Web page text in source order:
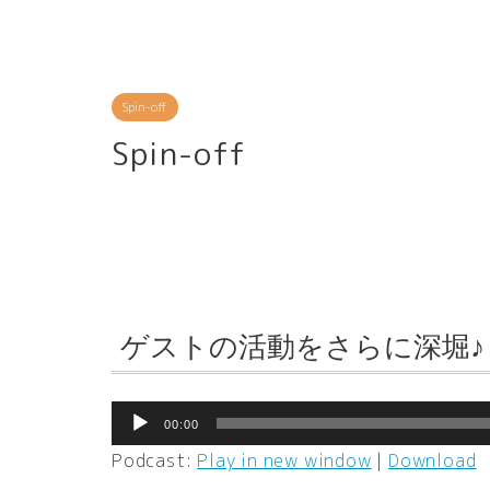
Spin-off
Spin-off
ゲストの活動をさらに深堀♪
プ
00:00
Podcast: Play in new window | Download